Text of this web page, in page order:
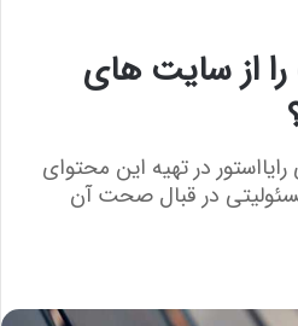
از سایت های
در تهیه‌ این محتوای
در قبال صحت آن